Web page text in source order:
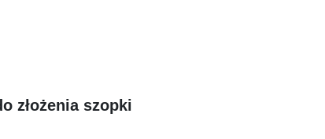
złożenia szopki